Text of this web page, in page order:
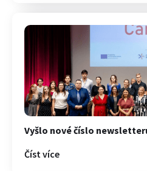
Vyšlo nové číslo
Číst více